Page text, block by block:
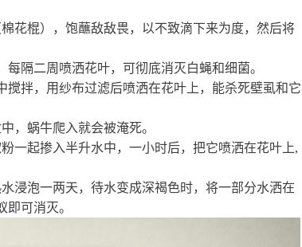
花棍），饱蘸敌敌畏，以不致滴下来为度，然后将
每隔二周喷洒花叶，可彻底消灭白蝇和细菌。
搅拌，用纱布过滤后喷洒在花叶上，能杀死壁虱和它
，蜗牛爬入就会被淹死。
一起掺入半升水中，一小时后，把它喷洒在花叶上,
浸泡一两天，待水变成深褐色时，将一部分水洒在
可消灭。